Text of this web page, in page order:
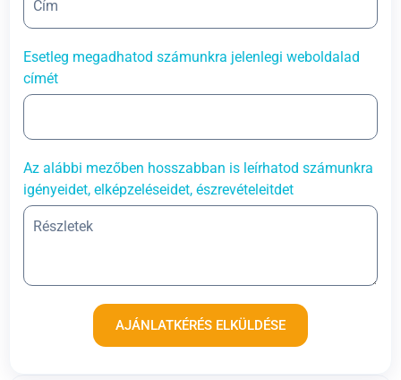
Esetleg megadhatod számunkra jelenlegi weboldalad
címét
Az alábbi mezőben hosszabban is leírhatod számunkra
igényeidet, elképzeléseidet, észrevételeitdet
AJÁNLATKÉRÉS ELKÜLDÉSE